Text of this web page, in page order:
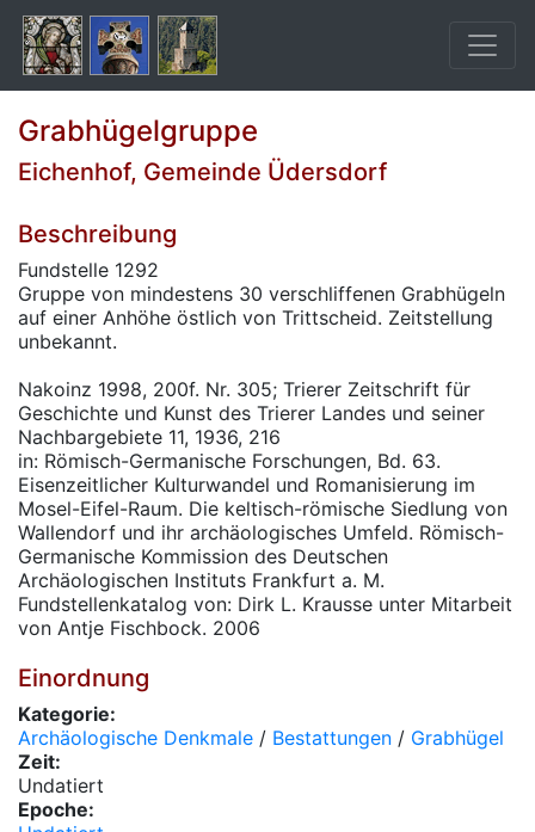
Grabhügelgruppe
Eichenhof, Gemeinde Üdersdorf
Beschreibung
Fundstelle 1292
Gruppe von mindestens 30 verschliffenen Grabhügeln
auf einer Anhöhe östlich von Trittscheid. Zeitstellung
unbekannt.
Nakoinz 1998, 200f. Nr. 305; Trierer Zeitschrift für
Geschichte und Kunst des Trierer Landes und seiner
Nachbargebiete 11, 1936, 216
in: Römisch-Germanische Forschungen, Bd. 63.
Eisenzeitlicher Kulturwandel und Romanisierung im
Mosel-Eifel-Raum. Die keltisch-römische Siedlung von
Wallendorf und ihr archäologisches Umfeld. Römisch-
Germanische Kommission des Deutschen
Archäologischen Instituts Frankfurt a. M.
Fundstellenkatalog von: Dirk L. Krausse unter Mitarbeit
von Antje Fischbock. 2006
Einordnung
Kategorie:
Archäologische Denkmale / Bestattungen / Grabhügel
Zeit:
Undatiert
Epoche: